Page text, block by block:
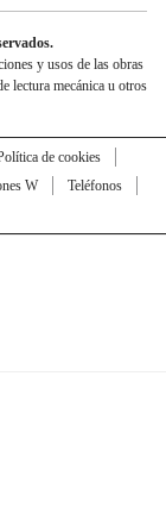
y usos de las obras
lectura mecánica u otros
de cookies
W
Teléfonos